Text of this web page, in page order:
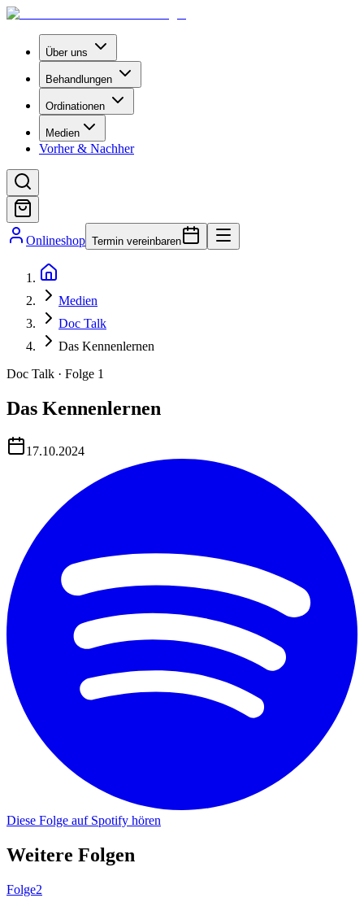
Über uns
Behandlungen
Ordinationen
Medien
Vorher & Nachher
Onlineshop Termin vereinbaren
Medien
Doc Talk
Das Kennenlernen
Doc Talk · Folge 1
Das Kennenlernen
17.10.2024
Diese Folge auf Spotify hören
Weitere Folgen
Folge2